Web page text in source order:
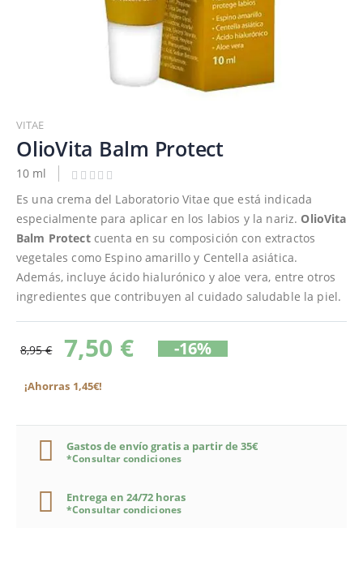
al
comienzo
de
la
galería
imágenes
VITAE
OlioVita Balm Protect
10 ml
Es una crema del Laboratorio Vitae que está indicada
especialmente para aplicar en los labios y la nariz. OlioVita
Balm Protectcuenta en su composición con extractos
vegetales como Espino amarillo y Centella asiática.
Además, incluye ácido hialurónico y aloe vera, entre otros
ingredientes que contribuyen al cuidado saludable la piel.
8,95 € 7,50 € -16%
¡Ahorras 1,45€!
Gastos de envío gratis a partir de 35€
*Consultar condiciones
Entrega en 24/72 horas
*Consultar condiciones